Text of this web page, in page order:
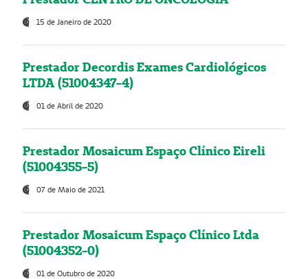
15 de Janeiro de 2020
Prestador Decordis Exames Cardiológicos
LTDA (51004347-4)
01 de Abril de 2020
Prestador Mosaicum Espaço Clínico Eireli
(51004355-5)
07 de Maio de 2021
Prestador Mosaicum Espaço Clínico Ltda
(51004352-0)
01 de Outubro de 2020